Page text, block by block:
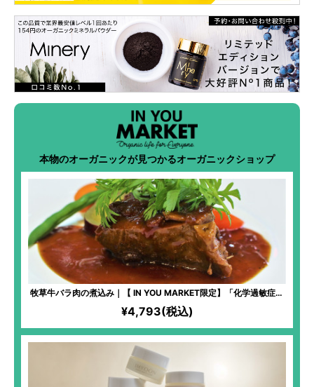
本物のオーガニックが見つかるオーガニックショップ
牧草牛バラ肉の煮込み｜【 IN YOU MARKET限定】「化学過敏症の
妻のために、美味しいお料理を食べさせてあげたい」という想いか
ら始まった、全原材料オーガニックのフレンチ料理！非常に柔らか
くて、旨味たっぷり！贅沢なお肉をいただいているという満足感！
添加物不使用！
¥4,793(税込)